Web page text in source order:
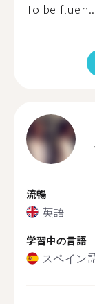
To be
流暢
英語
学習中の言語
スペイン